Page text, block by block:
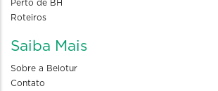
Perto de BH
Roteiros
Saiba Mais
Sobre a Belotur
Contato